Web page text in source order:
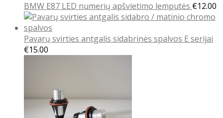
BMW E87 LED numerių apšvietimo lemputės €12.00
Pavarų svirties antgalis sidabrinės spalvos E serijai
€15.00